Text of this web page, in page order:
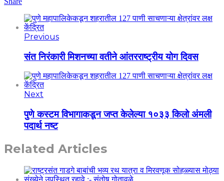
Previous
संत निरंकारी मिशनच्या वतीने आंतरराष्ट्रीय योग दिवस
Next
पुणे कस्टम विभागाकडून जप्त केलेल्या १०३३ किलो अंमली
पदार्थ नष्ट
Related Articles